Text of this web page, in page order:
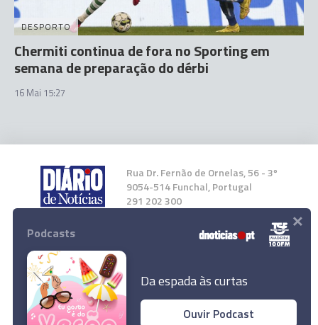
DESPORTO
Chermiti continua de fora no Sporting em
semana de preparação do dérbi
16 Mai 15:27
Rua Dr. Fernão de Ornelas, 56 - 3º
9054-514 Funchal, Portugal
291 202 300
Instale a nossa App
Podcasts
Da espada às curtas
Ouvir Podcast
×